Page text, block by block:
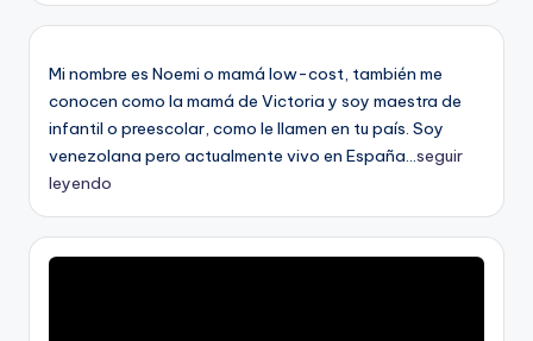
Mi nombre es Noemi o mamá low-cost, también me
conocen como la mamá de Victoria y soy maestra de
infantil o preescolar, como le llamen en tu país. Soy
venezolana pero actualmente vivo en España...seguir
leyendo